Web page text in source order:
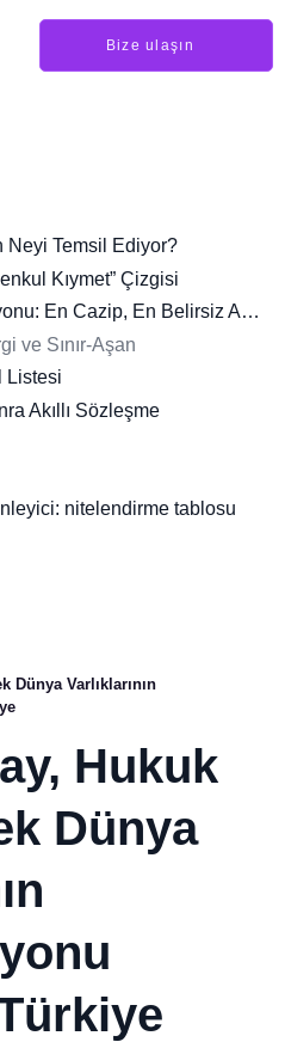
Bize ulaşın
Neyi Temsil Ediyor?
Kıymet” Çizgisi
Gayrimenkul Tokenizasyonu: En Cazip, En Belirsiz Alan
ve Sınır-Aşan
Listesi
Akıllı Sözleşme
nitelendirme tablosu
Dünya Varlıklarının
Hukuk
Dünya